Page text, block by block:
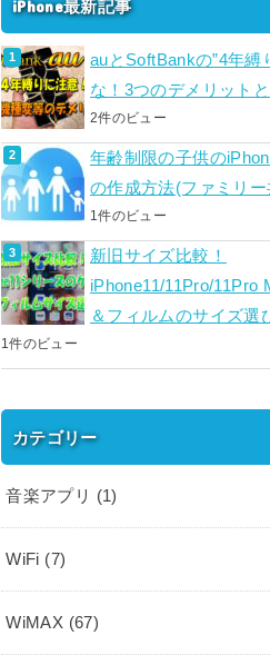
iPhone最新記事
auとSoftBankの”4年縛
な！3つのデメリット
2件のビュー
年齢制限の子供の
の作成方法(ファミリー
1件のビュー
新旧サイズ比較！
iPhone11/11Pro/11Pro
＆フィルムのサイズ選
1件のビュー
カテゴリー
音楽アプリ (1)
WiFi (7)
WiMAX (67)